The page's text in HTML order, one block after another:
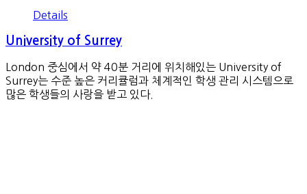
Details
University of Surrey
London 중심에서 약 40분 거리에 위치해있는 University of
Surrey는 수준 높은 커리큘럼과 체계적인 학생 관리 시스템으로
많은 학생들의 사랑을 받고 있다.